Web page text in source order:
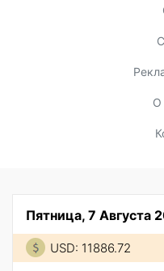
О
Пятница, 7 Августа
USD: 11886.72